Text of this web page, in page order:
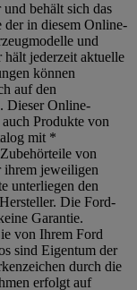
behält sich das
der in diesem Online-
und
hält jederzeit aktuelle
können
auf den
Dieser Online-
Produkte von
mit *
von
ihrem jeweiligen
unterliegen den
Die Ford-
Garantie.
von Ihrem Ford
sind Eigentum der
durch die
erfolgt auf